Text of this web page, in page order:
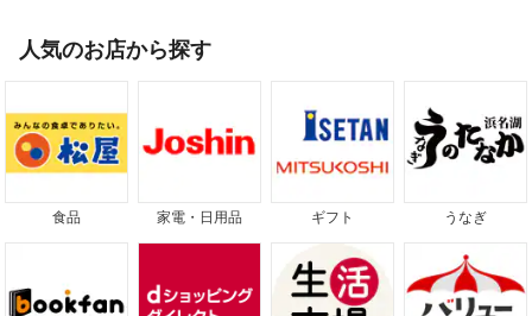
人気のお店から探す
食品 家電・日用品 ギフト うなぎ